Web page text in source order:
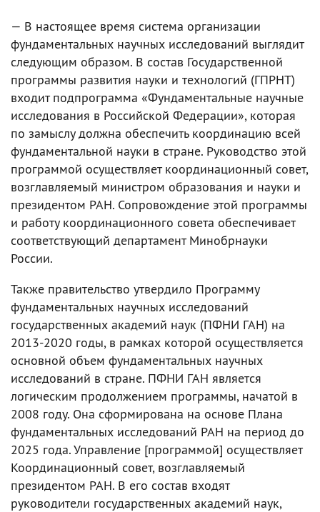
— В настоящее время система организации
фундаментальных научных исследований выглядит
следующим образом. В состав Государственной
программы развития науки и технологий (ГПРНТ)
входит подпрограмма «Фундаментальные научные
исследования в Российской Федерации», которая
по замыслу должна обеспечить координацию всей
фундаментальной науки в стране. Руководство этой
программой осуществляет координационный совет,
возглавляемый министром образования и науки и
президентом РАН. Сопровождение этой программы
и работу координационного совета обеспечивает
соответствующий департамент Минобрнауки
России.
Также правительство утвердило Программу
фундаментальных научных исследований
государственных академий наук (ПФНИ ГАН) на
2013-2020 годы, в рамках которой осуществляется
основной объем фундаментальных научных
исследований в стране. ПФНИ ГАН является
логическим продолжением программы, начатой в
2008 году. Она сформирована на основе Плана
фундаментальных исследований РАН на период до
2025 года. Управление [программой] осуществляет
Координационный совет, возглавляемый
президентом РАН. В его состав входят
руководители государственных академий наук,